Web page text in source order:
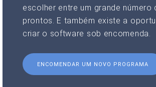
escolher entre um grande número
prontos. E também existe a
criar o software sob encomenda.
ENCOMENDAR UM NOVO PROGRAMA